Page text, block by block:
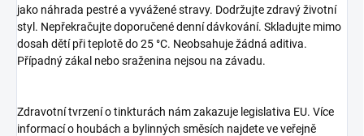
jako náhrada pestré a vyvážené stravy. Dodržujte zdravý životní
styl. Nepřekračujte doporučené denní dávkování. Skladujte mimo
dosah dětí při teplotě do 25 °C. Neobsahuje žádná aditiva.
Případný zákal nebo sraženina nejsou na závadu.
Zdravotní tvrzení o tinkturách nám zakazuje legislativa EU. Více
informací o houbách a bylinných směsích najdete ve veřejně